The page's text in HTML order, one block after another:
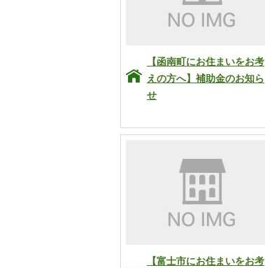
【函南町にお住まいをお考
えの方へ】補助金のお知ら
せ
【富士市にお住まいをお考